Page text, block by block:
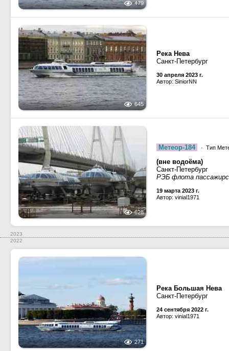
479
645
Река Нева
Санкт-Петербург
30 апреля 2023 г.
Автор: SiniorNN
628
Метеор-184 · Тип
(вне водоёма)
Санкт-Петербург
РЭБ флота
19 марта 2023 г.
Автор: vinial1971
2023
2022
271
Река Большая Нева
Санкт-Петербург
24 сентября 2022 г.
Автор: vinial1971